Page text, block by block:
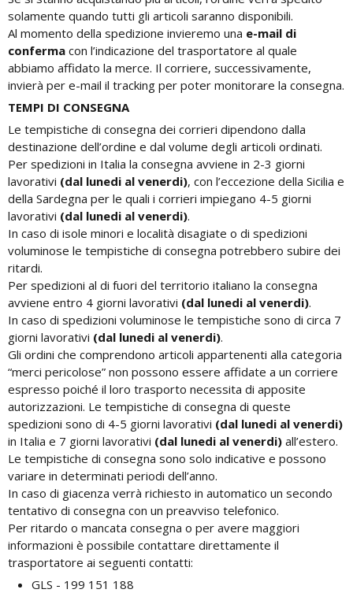
solamente quando tutti gli articoli saranno disponibili.
Al momento della spedizione invieremo una e-mail di
conferma con l’indicazione del trasportatore al quale
abbiamo affidato la merce. Il corriere, successivamente,
invierà per e-mail il tracking per poter monitorare la consegna.
TEMPI DI CONSEGNA
Le tempistiche di consegna dei corrieri dipendono dalla
destinazione dell’ordine e dal volume degli articoli ordinati.
Per spedizioni in Italia la consegna avviene in 2-3 giorni
lavorativi (dal lunedi al venerdi), con l’eccezione della Sicilia e
della Sardegna per le quali i corrieri impiegano 4-5 giorni
lavorativi (dal lunedi al venerdi).
In caso di isole minori e località disagiate o di spedizioni
voluminose le tempistiche di consegna potrebbero subire dei
ritardi.
Per spedizioni al di fuori del territorio italiano la consegna
avviene entro 4 giorni lavorativi (dal lunedi al venerdi).
In caso di spedizioni voluminose le tempistiche sono di circa 7
giorni lavorativi (dal lunedi al venerdi).
Gli ordini che comprendono articoli appartenenti alla categoria
“merci pericolose” non possono essere affidate a un corriere
espresso poiché il loro trasporto necessita di apposite
autorizzazioni. Le tempistiche di consegna di queste
spedizioni sono di 4-5 giorni lavorativi (dal lunedi al venerdi)
in Italia e 7 giorni lavorativi (dal lunedi al venerdi) all’estero.
Le tempistiche di consegna sono solo indicative e possono
variare in determinati periodi dell’anno.
In caso di giacenza verrà richiesto in automatico un secondo
tentativo di consegna con un preavviso telefonico.
Per ritardo o mancata consegna o per avere maggiori
informazioni è possibile contattare direttamente il
trasportatore ai seguenti contatti:
GLS - 199 151 188